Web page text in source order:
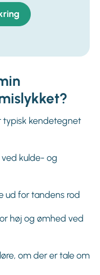
typisk kendetegnet
kulde- og
for tandens rod
høj og ømhed ved
om der er tale om